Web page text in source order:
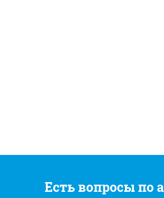
Есть вопросы по